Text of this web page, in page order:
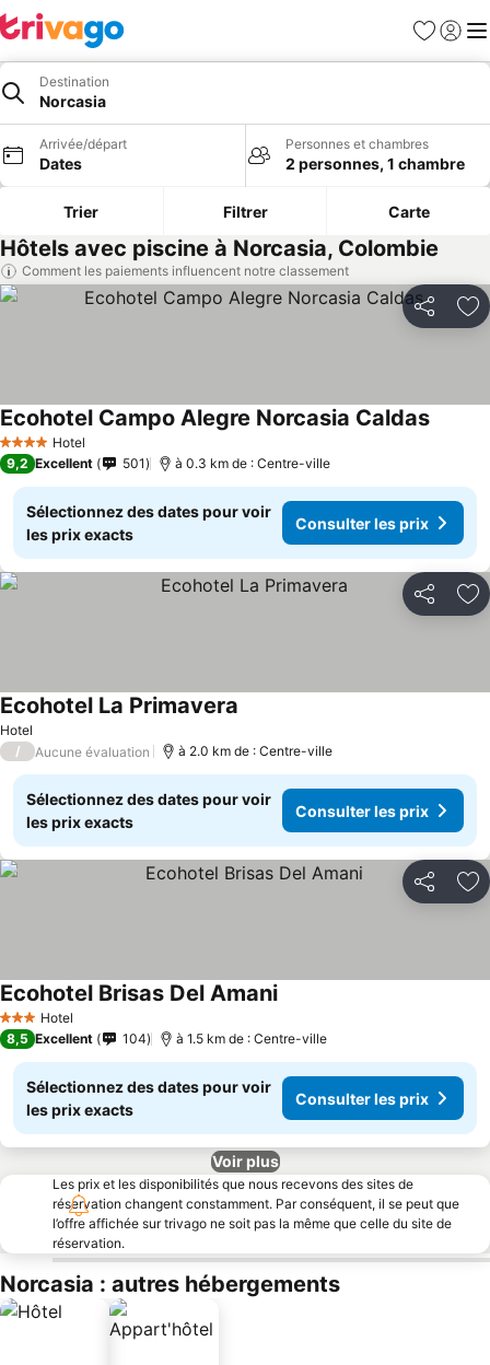
Favoris
Se
Destination
Norcasia
Arrivée/départ
Dates
Personnes et chambres
2 personnes, 1 chambre
Trier Filtrer Carte
Hôtels avec piscine à Norcasia, Colombie
Comment les paiements influencent notre classement
Partager
4 Étoiles Hotel
Ecohotel Campo Alegre Norcasia Caldas
9,2 Excellent 501 à 0.3 km de : Centre-ville
Sélectionnez des dates pour voir
les prix exacts
Consulter les prix
Partager
Hotel
Ecohotel La Primavera
/ Aucune évaluation à 2.0 km de : Centre-ville
Sélectionnez des dates pour voir
les prix exacts
Consulter les prix
Partager
3 ÉtoilesHotel
Ecohotel Brisas Del Amani
8,5 Excellent 104 à 1.5 km de : Centre-ville
Sélectionnez des dates pour voir
les prix exacts
Consulter les prix
Voir plus
Les prix et les disponibilités que nous recevons des sites de
réservation changent constamment. Par conséquent, il se peut que
l’offre affichée sur trivago ne soit pas la même que celle du site de
réservation.
Norcasia : autres hébergements